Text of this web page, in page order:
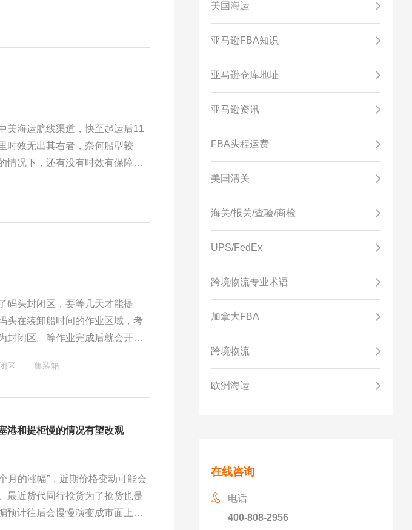
美海运航线渠道，快至起运后11
时效无出其右者，奈何船型较
情况下，还有没有时效有保障，
码头封闭区，要等几天才能提
头在装卸船时间的作业区域，考
封闭区。等作业完成后就会开发
定是卸一艘船呢。所以这个时
区 集装箱
港和提柜慢的情况有望改观
月的涨幅”，近期价格变动可能会
最近货代同行抢货为了抢货也是
预计往后会慢慢演变成市面上舱
美国海运
亚马逊FBA知识
亚马逊仓库地址
亚马逊资讯
FBA头程运费
美国清关
海关/报关/查验/商检
UPS/FedEx
跨境物流专业术语
加拿大FBA
跨境物流
欧洲海运
在线咨询
电话
400-808-2956